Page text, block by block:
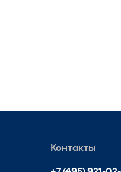
Контакты